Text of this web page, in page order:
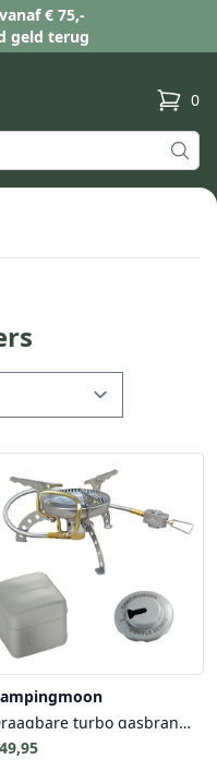
€ 75,-
geld terug
0
Draagbare turbo gasbrander EN417